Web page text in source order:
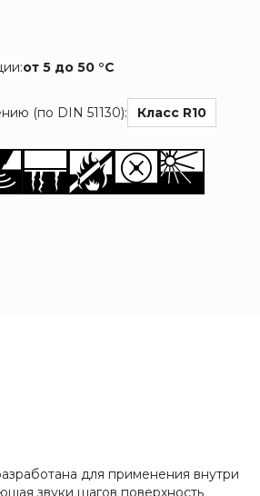
от 5 до 50 °C
(по DIN 51130): Класс R10
для применения внутри
звуки шагов поверхность